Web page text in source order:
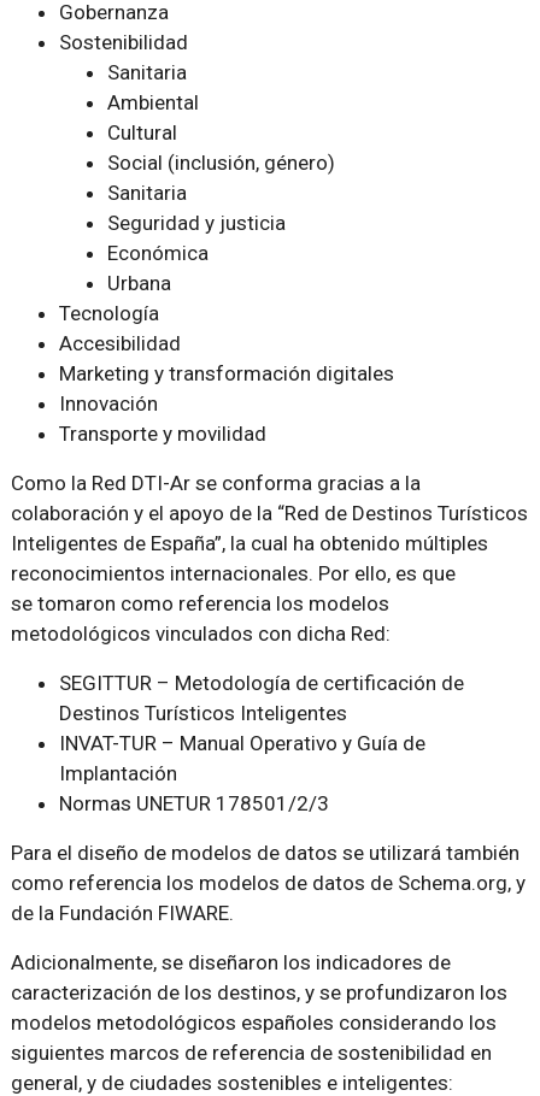
Gobernanza
Sostenibilidad
Sanitaria
Ambiental
Cultural
Social (inclusión, género)
Sanitaria
Seguridad y justicia
Económica
Urbana
Tecnología
Accesibilidad
Marketing y transformación digitales
Innovación
Transporte y movilidad
Como la Red DTI-Ar se conforma gracias a la
colaboración y el apoyo de la “Red de Destinos Turísticos
Inteligentes de España”, la cual ha obtenido múltiples
reconocimientos internacionales. Por ello, es que
se tomaron como referencia los modelos
metodológicos vinculados con dicha Red:
SEGITTUR – Metodología de certificación de
Destinos Turísticos Inteligentes
INVAT-TUR – Manual Operativo y Guía de
Implantación
Normas UNETUR 178501/2/3
Para el diseño de modelos de datos se utilizará también
como referencia los modelos de datos de Schema.org, y
de la Fundación FIWARE.
Adicionalmente, se diseñaron los indicadores de
caracterización de los destinos, y se profundizaron los
modelos metodológicos españoles considerando los
siguientes marcos de referencia de sostenibilidad en
general, y de ciudades sostenibles e inteligentes: